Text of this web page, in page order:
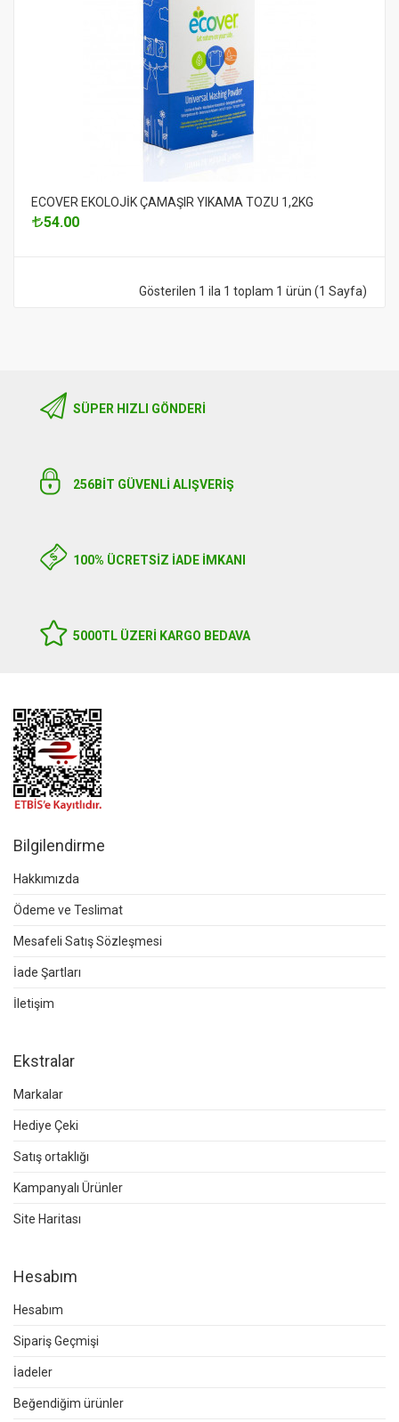
ECOVER EKOLOJİK ÇAMAŞIR YIKAMA TOZU 1,2KG
54.00
Gösterilen 1 ila 1 toplam 1 ürün (1 Sayfa)
SÜPER HIZLI GÖNDERI
256BIT GÜVENLİ ALIŞVERİŞ
100% ÜCRETSİZ İADE İMKANI
5000TL ÜZERI KARGO BEDAVA
Bilgilendirme
Hakkımızda
Ödeme ve Teslimat
Mesafeli Satış Sözleşmesi
İade Şartları
İletişim
Ekstralar
Markalar
Hediye Çeki
Satış ortaklığı
Kampanyalı Ürünler
Site Haritası
Hesabım
Hesabım
Sipariş Geçmişi
İadeler
Beğendiğim ürünler